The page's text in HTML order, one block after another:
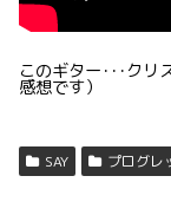
このギター･･･クリ
感想です）
SAY プログレ